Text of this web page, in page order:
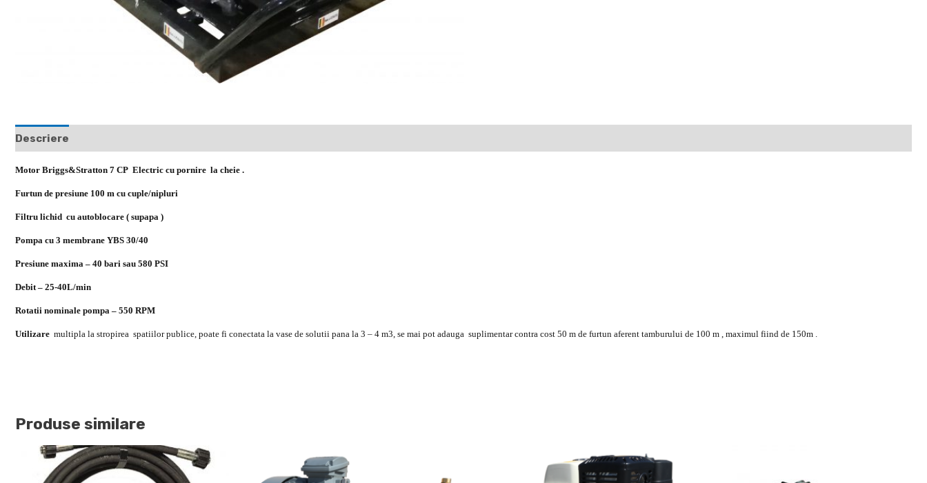
Descriere
Motor Briggs&Stratton 7 CP Electric cu pornire la cheie .
Furtun de presiune 100 m cu cuple/nipluri
Filtru lichid cu autoblocare ( supapa )
Pompa cu 3 membrane YBS 30/40
Presiune maxima – 40 bari sau 580 PSI
Debit– 25-40L/min
Rotatii nominale pompa – 550 RPM
Utilizare multipla la stropirea spatiilor publice, poate fi conectata la vase de solutii pana la 3 – 4 m3, se mai pot adauga suplimentar contra cost 50 m de furtun aferent tamburului de 100 m , maximul fiind de 150m .
Produse similare